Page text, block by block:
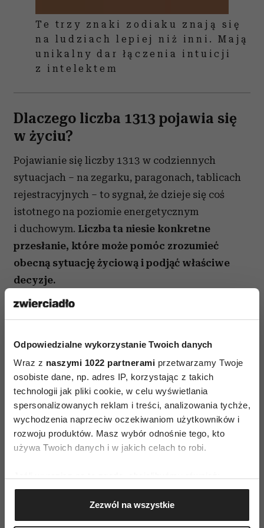
Odpowiedzialne wykorzystanie Twoich danych
Wraz z naszymi 1022 partnerami przetwarzamy Twoje
osobiste dane, np. adres IP, korzystając z takich
technologii jak pliki cookie, w celu wyświetlania
spersonalizowanych reklam i treści, analizowania tychże,
wychodzenia naprzeciw oczekiwaniom użytkowników i
rozwoju produktów. Masz wybór odnośnie tego, kto
używa Twoich danych i w jakich celach to robi.
Gromadzić dane dotyczące Twojej lokalizacji
geograficznej z dokładnością nawet do kilku metrów
Identyfikować Twoje urządzenie, aktywnie
Zezwól na wszystkie
Te trzy znaki zodiaku znają się
na ludziach lepiej niż inni. Mają
unikalny dar łączenia intuicji
z intelektem
Dlaczego liczba 1313 pojawia się
w życiu?
Pojawianie się liczby 1313 w codziennych
sytuacjach – na zegarku, paragonach, tablicach
rejestracyjnych – to sygnał, że dzieje się coś
istotnego na poziomie energetycznym
i duchowym. Liczba ta niesie konkretne
przesłanie, które może pomóc zrozumieć
obecną sytuację życiową i podjąć właściwe
decyzje.
Zachęta do działania
zmiany. Nawet jeśli pojawiają się przeszkody –
wytrwałość i autentyczność prowadzą do
sukcesu.
Obecność aniołów
Ta liczba wskazuje na obecność opiekunów
duchowych, którzy wspierają i chronią
Zaufanie do własnej drogi